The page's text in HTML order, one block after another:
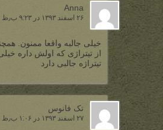
Anna
۲۶ اسفند ۱۳۹۳ در ۹:۲۳ ب٫ظ
خیلی جالبه واقعا ممنون.
از تیتراژی که اولش داره
تیتراژه جالبی دارد
تک فانوس
۲۷ اسفند ۱۳۹۳ در ۱:۰۶ ب٫ظ